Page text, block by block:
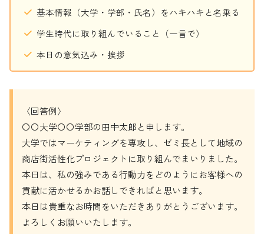
基本情報（大学・学部・氏名）をハキハキと名乗る
学生時代に取り組んでいること（一言で）
本日の意気込み・挨拶
〈回答例〉
〇〇大学〇〇学部の田中太郎と申します。
大学ではマーケティングを専攻し、ゼミ長として地域の
商店街活性化プロジェクトに取り組んでまいりました。
本日は、私の強みである行動力をどのようにお客様への
貢献に活かせるかお話しできればと思います。
本日は貴重なお時間をいただきありがとうございます。
よろしくお願いいたします。